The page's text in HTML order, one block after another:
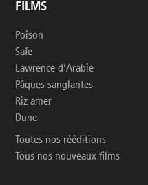
FILMS
Poison
Safe
Lawrence d'Arabie
Pâques sanglantes
Riz amer
Dune
Toutes nos rééditions
Tous nos nouveaux films